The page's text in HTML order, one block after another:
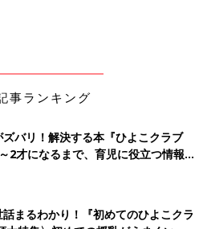
事ランキング
バリ！解決する本『ひよこクラブ
才になるまで、育児に役立つ情報が
まるわかり！『初めてのひよこクラ